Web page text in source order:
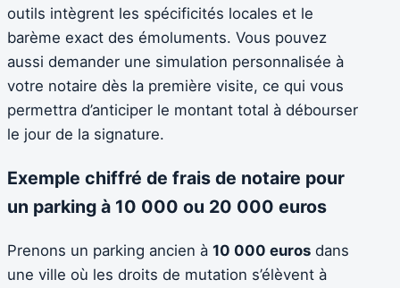
outils intègrent les spécificités locales et le
barème exact des émoluments. Vous pouvez
aussi demander une simulation personnalisée à
votre notaire dès la première visite, ce qui vous
permettra d’anticiper le montant total à débourser
le jour de la signature.
Exemple chiffré de frais de notaire pour
un parking à 10 000 ou 20 000 euros
Prenons un parking ancien à 10 000 euros dans
une ville où les droits de mutation s’élèvent à